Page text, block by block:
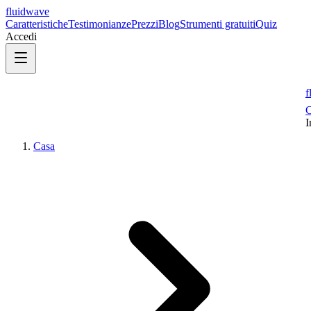
fluidwave
CaratteristicheTestimonianzePrezziBlogStrumenti gratuitiQuiz
Accedi
Casa